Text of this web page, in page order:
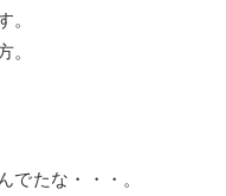
たな・・・。